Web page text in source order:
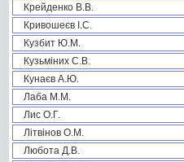
Крейденко В.В.
Кривошеєв І.С.
Кузбит Ю.М.
Кузьміних С.В.
Кунаєв А.Ю.
Лаба М.М.
Лис О.Г.
Літвінов О.М.
Любота Д.В.